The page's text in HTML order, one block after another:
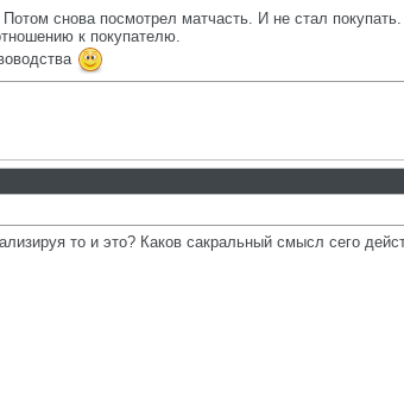
снова посмотрел матчасть. И не стал покупать.
к покупателю.
то и это? Каков сакральный смысл сего